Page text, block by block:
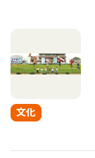
文化